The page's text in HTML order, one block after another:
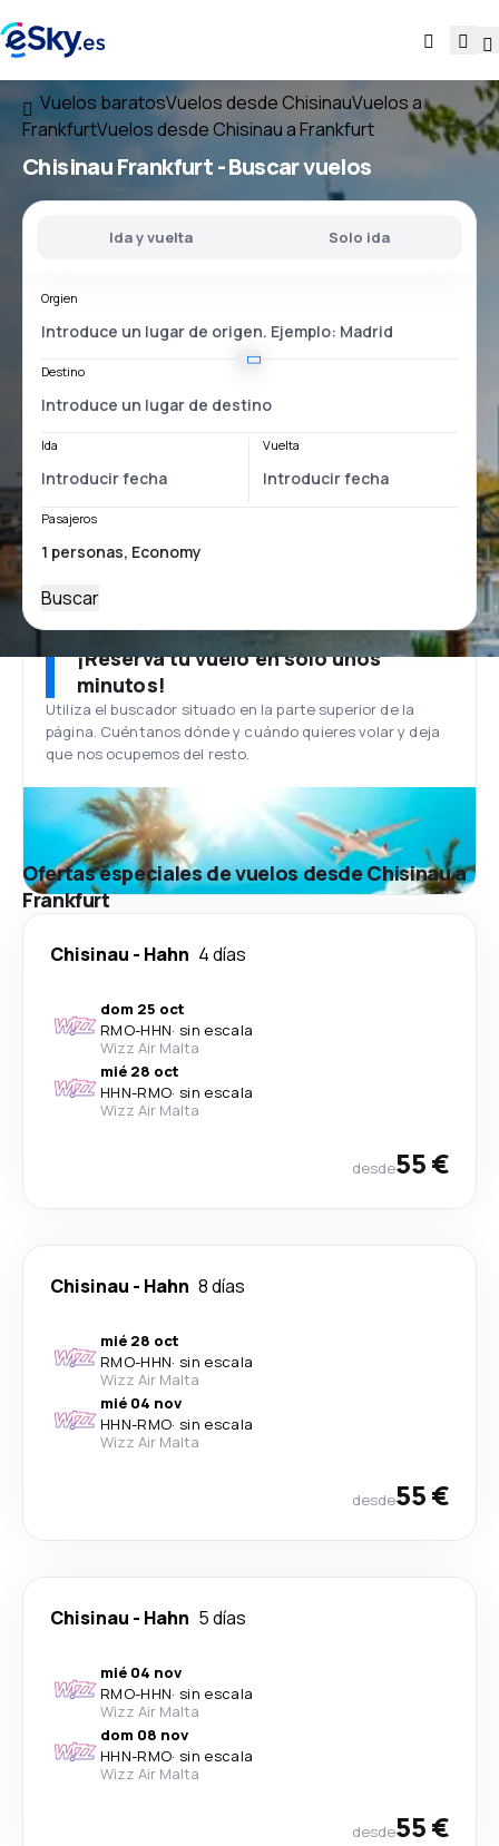
Vuelos baratosVuelos desde ChisinauVuelos a
FrankfurtVuelos desde Chisinau a Frankfurt
Chisinau Frankfurt- Buscar vuelos
Ida y vuelta Solo ida
Orgien
Destino
Ida Vuelta
Pasajeros
Buscar
¡Reserva tu vuelo en solo unos
minutos!
Utiliza el buscador situado en la parte superior de la
página. Cuéntanos dónde y cuándo quieres volar y deja
que nos ocupemos del resto.
Ofertas especiales de vuelos desde Chisinau a
Frankfurt
Chisinau - Hahn 4 días
dom 25 oct
RMO-HHN· sin escala
Wizz Air Malta
mié 28 oct
HHN-RMO· sin escala
Wizz Air Malta
desde55 €
Chisinau - Hahn 8 días
mié 28 oct
RMO-HHN· sin escala
Wizz Air Malta
mié 04 nov
HHN-RMO· sin escala
Wizz Air Malta
desde55 €
Chisinau - Hahn 5 días
mié 04 nov
RMO-HHN· sin escala
Wizz Air Malta
dom 08 nov
HHN-RMO· sin escala
Wizz Air Malta
desde55 €